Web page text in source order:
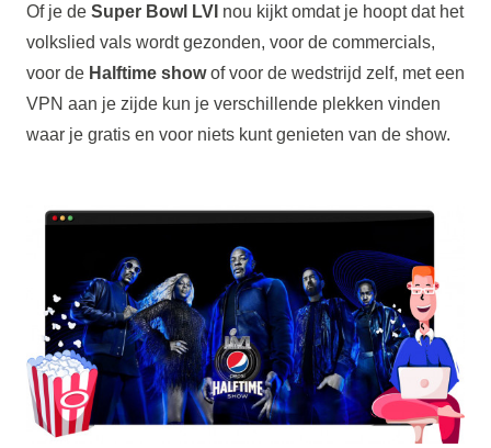
Of je deSuper Bowl LVI nou kijkt omdat je hoopt dat het
volkslied vals wordt gezonden, voor de commercials,
voor de Halftime showof voor de wedstrijd zelf, met een
VPN aan je zijde kun je verschillende plekken vinden
waar je gratis en voor niets kunt genieten van de show.